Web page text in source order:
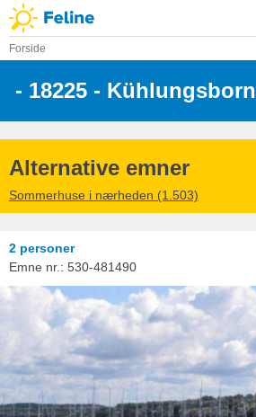
Forside
- 18225 - Kühlungsborn
Alternative emner
Sommerhuse i nærheden (1.503)
2 personer
Emne nr.: 530-481490